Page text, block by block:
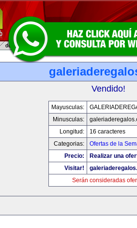
Vendido!
Mayusculas:
Minusculas:
Longitud:
16 caracteres
Categorias:
Ofertas de la
Precio:
Realizar una
Visitar!
Serán consideradas